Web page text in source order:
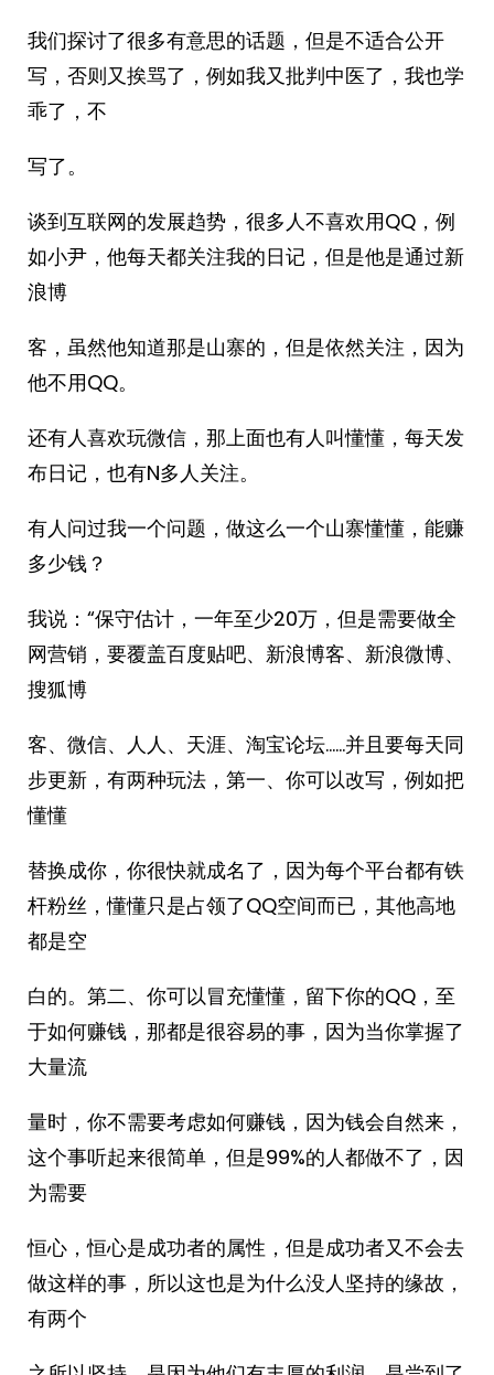
我们探讨了很多有意思的话题，但是不适合公开
写，否则又挨骂了，例如我又批判中医了，我也学
乖了，不
写了。
谈到互联网的发展趋势，很多人不喜欢用QQ，例
如小尹，他每天都关注我的日记，但是他是通过新
浪博
客，虽然他知道那是山寨的，但是依然关注，因为
他不用QQ。
还有人喜欢玩微信，那上面也有人叫懂懂，每天发
布日记，也有N多人关注。
有人问过我一个问题，做这么一个山寨懂懂，能赚
多少钱？
我说：“保守估计，一年至少20万，但是需要做全
网营销，要覆盖百度贴吧、新浪博客、新浪微博、
搜狐博
客、微信、人人、天涯、淘宝论坛……并且要每天同
步更新，有两种玩法，第一、你可以改写，例如把
懂懂
替换成你，你很快就成名了，因为每个平台都有铁
杆粉丝，懂懂只是占领了QQ空间而已，其他高地
都是空
白的。第二、你可以冒充懂懂，留下你的QQ，至
于如何赚钱，那都是很容易的事，因为当你掌握了
大量流
量时，你不需要考虑如何赚钱，因为钱会自然来，
这个事听起来很简单，但是99%的人都做不了，因
为需要
恒心，恒心是成功者的属性，但是成功者又不会去
做这样的事，所以这也是为什么没人坚持的缘故，
有两个